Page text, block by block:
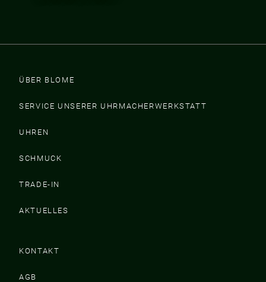
ÜBER BLOME
SERVICE UNSERER UHRMACHERWERKSTATT
UHREN
SCHMUCK
TRADE-IN
AKTUELLES
KONTAKT
AGB